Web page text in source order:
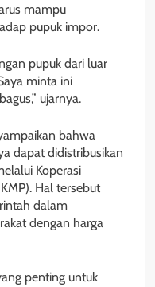
mampu
pupuk impor.
pupuk dari luar
minta ini
ujarnya.
bahwa
dapat didistribusikan
Koperasi
Hal tersebut
dalam
dengan harga
penting untuk